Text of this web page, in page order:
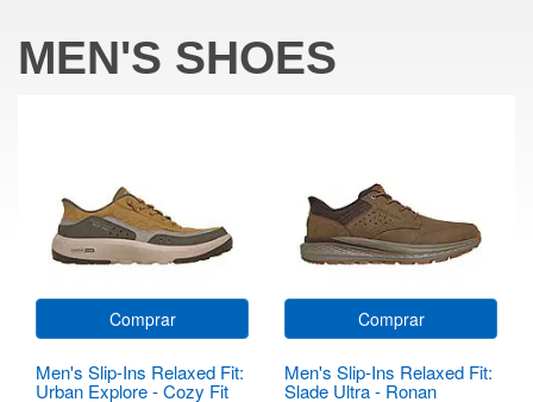
MEN'S SHOES
Comprar
Men's Slip-Ins Relaxed Fit:
Urban Explore - Cozy Fit
Comprar
Men's Slip-Ins Relaxed Fit:
Slade Ultra - Ronan